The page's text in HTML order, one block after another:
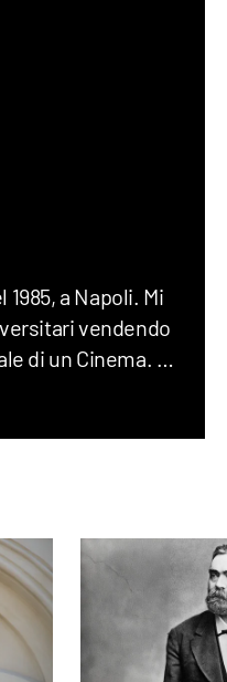
a Napoli. Mi
vendendo
di un Cinema. Ho
per il mondo, di
dell'idea che la
per un
la mia vita per
le
sorriso :)